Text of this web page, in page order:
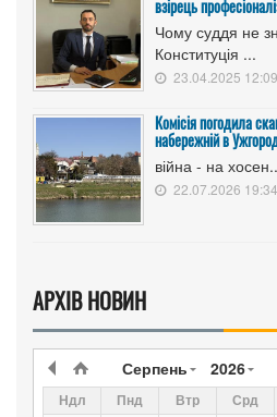
взірець
Чому суддя не
Конституція ...
23.04.2025 12:09
Комісія погодила
набережній в
війна - на
22.07.2026 19:34
АРХІВ НОВИН
Серпень 2026
Ндл Пнд Втр Срд